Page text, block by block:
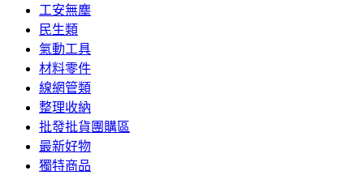
工安無塵
民生類
氣動工具
材料零件
線網管類
整理收納
批發批貨團購區
最新好物
獨特商品